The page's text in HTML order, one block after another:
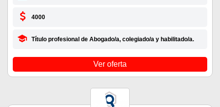
4000
Título profesional de Abogado/a, colegiado/a y habilitado/a.
Ver oferta